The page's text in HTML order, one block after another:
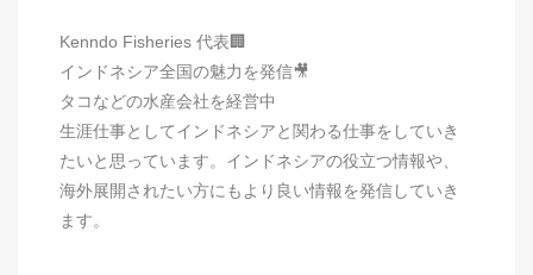
Kenndo Fisheries 代表🏢
インドネシア全国の魅力を発信🎥
タコなどの水産会社を経営中
生涯仕事としてインドネシアと関わる仕事をしていき
たいと思っています。インドネシアの役立つ情報や、
海外展開されたい方にもより良い情報を発信していき
ます。